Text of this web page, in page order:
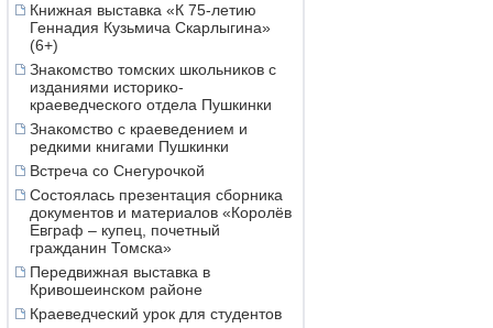
Книжная выставка «К 75-летию
Геннадия Кузьмича Скарлыгина»
(6+)
Знакомство томских школьников с
изданиями историко-
краеведческого отдела Пушкинки
Знакомство с краеведением и
редкими книгами Пушкинки
Встреча со Снегурочкой
Состоялась презентация сборника
документов и материалов «Королёв
Евграф – купец, почетный
гражданин Томска»
Передвижная выставка в
Кривошеинском районе
Краеведческий урок для студентов